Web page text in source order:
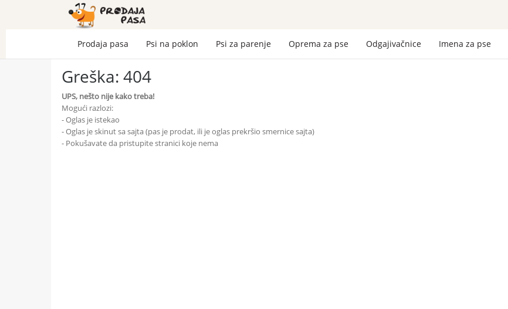
Prodaja pasa Psi na poklon Psi za parenje Oprema za pse Odgajivačnice Imena za pse
Greška: 404
UPS, nešto nije kako treba!
Mogući razlozi:
- Oglas je istekao
- Oglas je skinut sa sajta (pas je prodat, ili je oglas prekršio smernice sajta)
- Pokušavate da pristupite stranici koje nema